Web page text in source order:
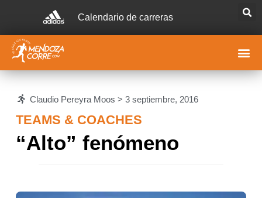
Calendario de carreras
Claudio Pereyra Moos > 3 septiembre, 2016
TEAMS & COACHES
“Alto” fenómeno